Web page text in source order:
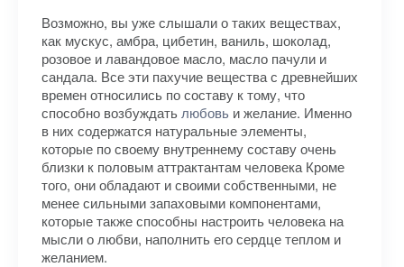
Возможно, вы уже слышали о таких веществах,
как мускус, амбра, цибетин, ваниль, шоколад,
розовое и лавандовое масло, масло пачули и
сандала. Все эти пахучие вещества с древнейших
времен относились по составу к тому, что
способно возбуждать любовь и желание. Именно
в них содержатся натуральные элементы,
которые по своему внутреннему составу очень
близки к половым аттрактантам человека Кроме
того, они обладают и своими собственными, не
менее сильными запаховыми компонентами,
которые также способны настроить человека на
мысли о любви, наполнить его сердце теплом и
желанием.